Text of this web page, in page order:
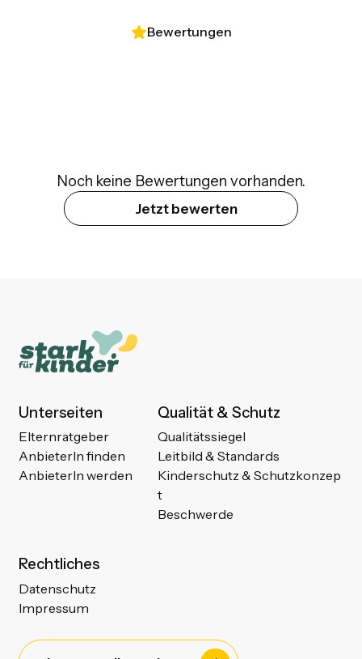
Bewertungen
Noch keine Bewertungen vorhanden.
Jetzt bewerten
Unterseiten
Elternratgeber
AnbieterIn finden
AnbieterIn werden
Qualität & Schutz
Qualitätssiegel
Leitbild & Standards
Kinderschutz & Schutzkonzep
t
Beschwerde
Rechtliches
Datenschutz
Impressum